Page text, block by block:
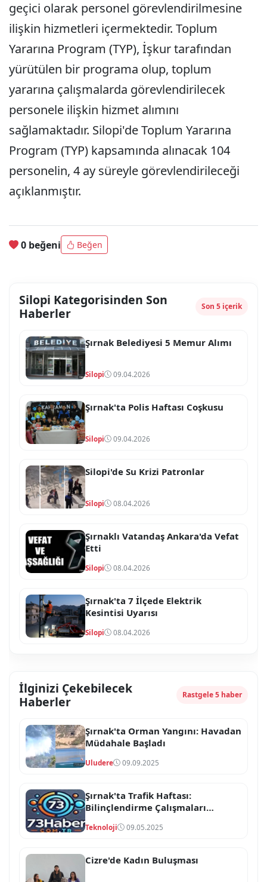
geçici olarak personel görevlendirilmesine
ilişkin hizmetleri içermektedir. Toplum
Yararına Program (TYP), İşkur tarafından
yürütülen bir programa olup, toplum
yararına çalışmalarda görevlendirilecek
personele ilişkin hizmet alımını
sağlamaktadır. Silopi'de Toplum Yararına
Program (TYP) kapsamında alınacak 104
personelin, 4 ay süreyle görevlendirileceği
açıklanmıştır.
0 beğeni Beğen
Silopi Kategorisinden Son
Haberler
Son 5 içerik
Şırnak Belediyesi 5 Memur Alımı
Silopi 09.04.2026
Şırnak'ta Polis Haftası Coşkusu
Silopi 09.04.2026
Silopi'de Su Krizi Patronlar
Silopi 08.04.2026
Şırnaklı Vatandaş Ankara'da Vefat
Etti
Silopi 08.04.2026
Şırnak'ta 7 İlçede Elektrik
Kesintisi Uyarısı
Silopi 08.04.2026
İlginizi Çekebilecek
Haberler
Rastgele 5 haber
Şırnak'ta Orman Yangını: Havadan
Müdahale Başladı
Uludere 09.09.2025
Şırnak'ta Trafik Haftası:
Bilinçlendirme Çalışmaları
Teknoloji 09.05.2025
Cizre'de Kadın Buluşması